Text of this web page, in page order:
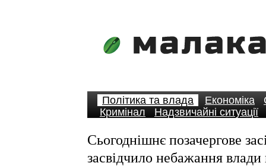
Політика та влада Економіка
Кримінал
Надзвичайні ситуації
Сьогоднішнє позачергове
засвідчило небажання